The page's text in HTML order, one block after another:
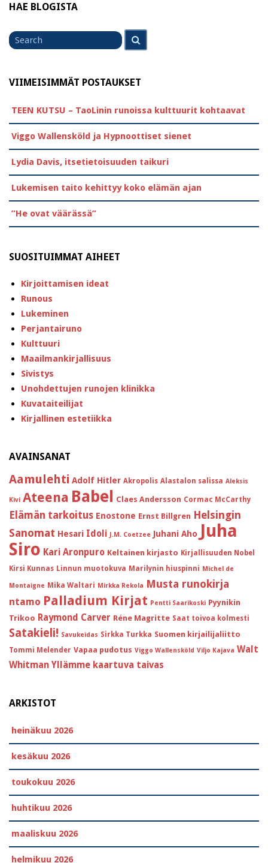
HAE BLOGISTA
Search
for
VIIMEISIMMÄT POSTAUKSET
TEEN KUTSU – TaoLinin runoissa kulttuurit kohtaavat
Viggo Wallensköld ja Hypnoottiset sienet
Lydia Davis, itsetietoisuuden taikuri
Lukemisen taito kehittyy koko elämän ajan
”He ovat väärässä”
SUOSITUIMMAT AIHEET
Kirjoittamisen ideat
Runous
Lukeminen
Perjantairuno
Kulttuuri
Maailmankirjallisuus
Sivistys
Unohdettujen runojen klinikka
Kuvataiteilijat
Kirjallinen estetiikka
AVAINSANAT
Aamulehti Adolf Hitler Akropolis Alastalon salissa Aleksis
Kivi Ateena Babel Claes Andersson Cormac McCarthy
Elämän tarkoitus Enostone Ernst Billgren Helsingin
Sanomat Hesari Idoli J.M. Coetzee Juhani Aho Juha
Siro Kari Aronpuro Keltainen kirjasto Kirjallisuuden Nobel
Kirsi Kunnas Linnun muotokuva Marilynin hiuspinni Michel de
Montaigne Mika Waltari Mirkka Rekola Musta runokirja
ntamo Palladium Kirjat Pentti Saarikoski Pyynikin
Trikoo Raymond Carver Réne Magritte Saat toivoa kolmesti
Satakieli! Savukeidas Sirkka Turkka Suomen kirjailijaliitto
Tommi Melender Vapaa pudotus Viggo Wallensköld Viljo Kajava Walt
Whitman Yllämme kaartuva taivas
ARKISTOT
heinäkuu 2026
kesäkuu 2026
toukokuu 2026
huhtikuu 2026
maaliskuu 2026
helmikuu 2026